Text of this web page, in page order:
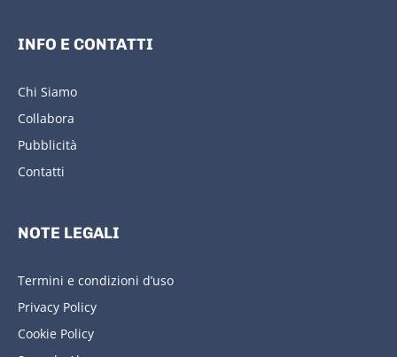
INFO E CONTATTI
Chi Siamo
Collabora
Pubblicità
Contatti
NOTE LEGALI
Termini e condizioni d’uso
Privacy Policy
Cookie Policy